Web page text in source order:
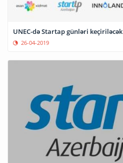
UNEC-də Startap günləri keçiriləcək
26-04-2019